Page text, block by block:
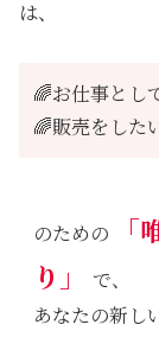
は、
🌈お仕事とし
🌈販売をした
のための
り」
で、
あなたの新し